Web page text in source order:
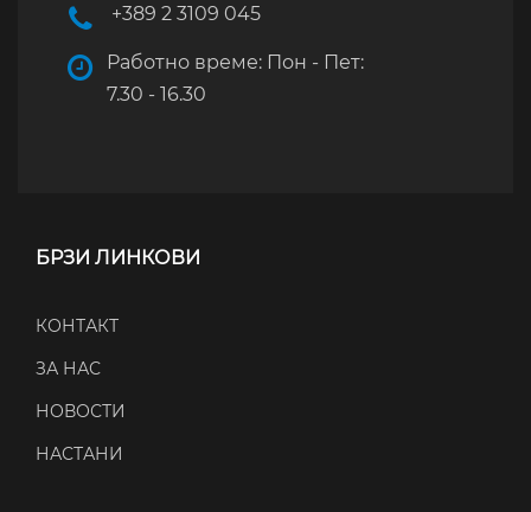
+389 2 3109 045
Работно време: Пон - Пет:
7.30 - 16.30
БРЗИ ЛИНКОВИ
КОНТАКТ
ЗА НАС
НОВОСТИ
НАСТАНИ